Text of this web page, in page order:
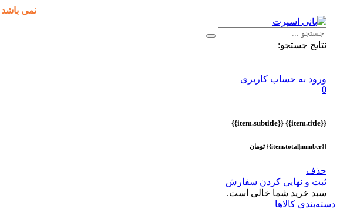
نمی باشد
نتایج جستجو:
ورود به حساب کاربری
0
{{item.title}}
{{item.subtitle}}
{{item.total|number}} تومان
حذف
ثبت و نهایی کردن سفارش
سبد خرید شما خالی است.
دسته‌بندی کالاها